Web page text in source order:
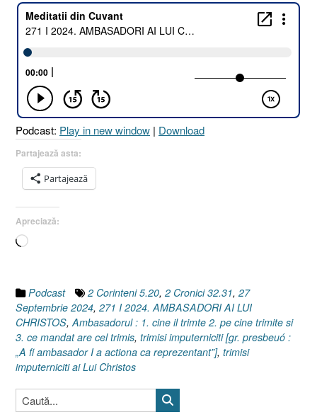
2024.
AMBASADORI
AI
CHRISTOS
5.20
I
Podcast: Play in new window | Download
Partajează asta:
Partajează
Apreciază:
Încarc...
Podcast 2 Corinteni 5.20, 2 Cronici 32.31, 27
Septembrie 2024, 271 I 2024. AMBASADORI AI LUI
CHRISTOS, Ambasadorul : 1. cine il trimte 2. pe cine trimite si
3. ce mandat are cel trimis, trimisi imputerniciti [gr. presbeuó :
„A fi ambasador I a actiona ca reprezentant”], trimisi
imputerniciti ai Lui Christos